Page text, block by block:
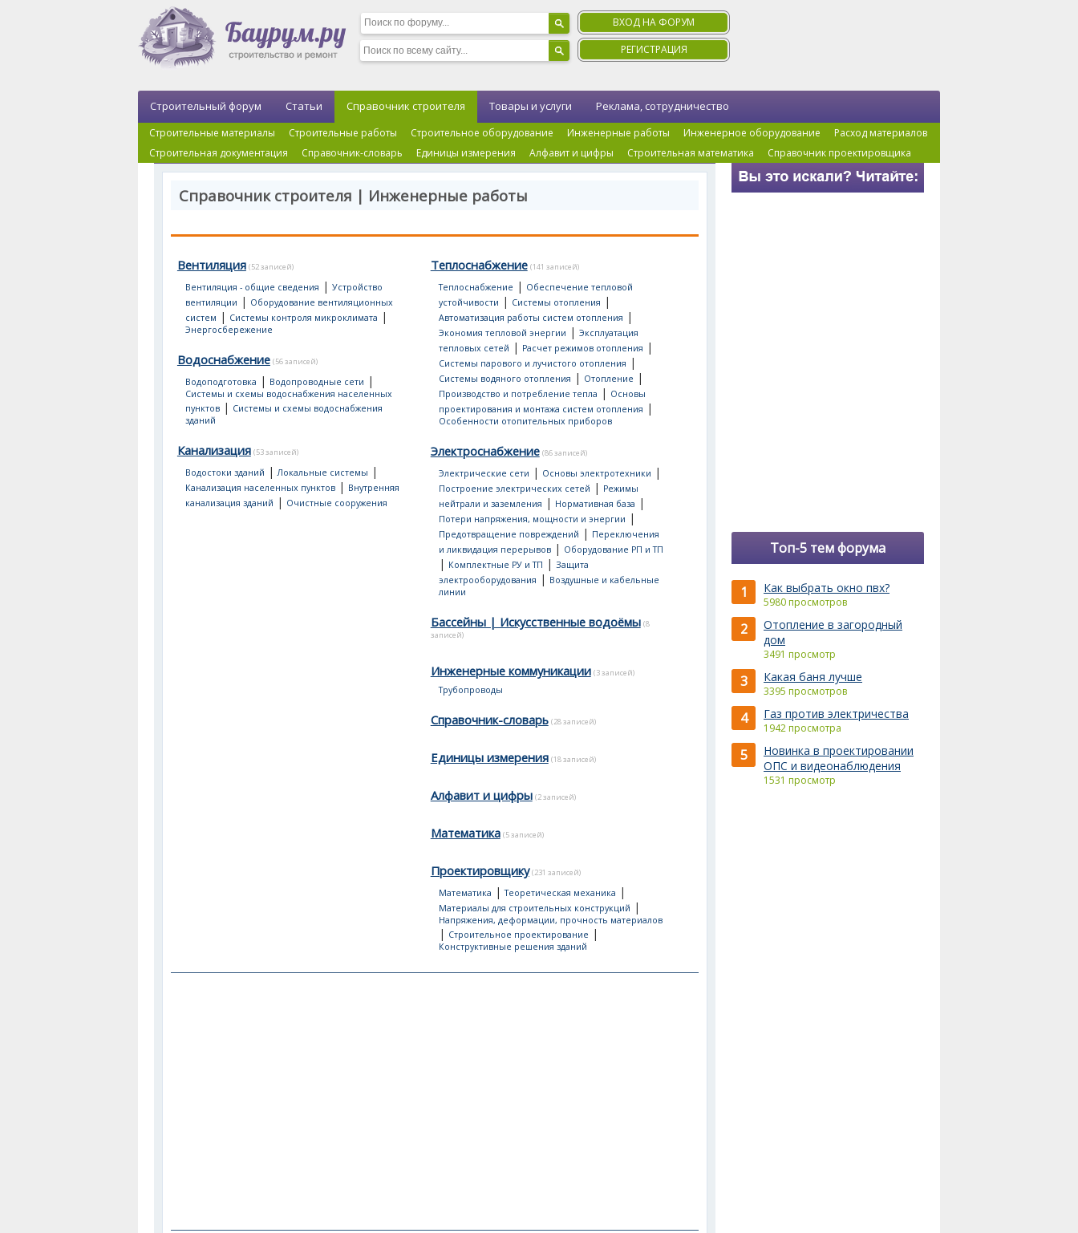
ВХОД НА ФОРУМ
РЕГИСТРАЦИЯ
Строительный форум Статьи Справочник строителя
Строительные материалы Строительные работы Строительное оборудование Инженерные работы Инженерное оборудование
Расход материалов
Строительная документация
Справочник-словарь Единицы измерения Алфавит и цифры Строительная математика Справочник проектировщика
Товары и услуги Реклама, сотрудничество
Справочник строителя | Инженерные работы
Вентиляция (52 записей)
Вентиляция - общие сведения | Устройство
вентиляции | Оборудование вентиляционных
систем | Системы контроля микроклимата |
Энергосбережение
Водоснабжение (56 записей)
Водоподготовка | Водопроводные сети |
Системы и схемы водоснабжения населенных
пунктов| Системы и схемы водоснабжения
зданий
Канализация (53 записей)
Водостоки зданий |Локальные системы |
Канализация населенных пунктов| Внутренняя
канализация зданий | Очистные сооружения
Теплоснабжение (141 записей)
Теплоснабжение | Обеспечение тепловой
устойчивости | Системы отопления |
Автоматизация работы систем отопления |
Экономия тепловой энергии | Эксплуатация
тепловых сетей | Расчет режимов отопления |
Системы парового и лучистого отопления |
Системы водяного отопления | Отопление |
Производство и потребление тепла | Основы
проектирования и монтажа систем отопления |
Особенности отопительных приборов
Электроснабжение (86 записей)
Электрические сети | Основы электротехники |
Построение электрических сетей | Режимы
нейтрали и заземления | Нормативная база |
Потери напряжения, мощности и энергии |
Предотвращение повреждений | Переключения
и ликвидация перерывов| Оборудование РП и ТП
| Комплектные РУ и ТП | Защита
электрооборудования | Воздушные и кабельные
линии
Бассейны | Искусственные водоёмы (8
записей)
Инженерные коммуникации (3 записей)
Трубопроводы
Справочник-словарь (28 записей)
Единицы измерения (18 записей)
Алфавит и цифры (2 записей)
Математика (5 записей)
Проектировщику (231 записей)
Математика |Теоретическая механика |
Материалы для строительных конструкций |
Напряжения, деформации, прочность материалов
| Строительное проектирование |
Конструктивные решения зданий
Топ-5 тем форума
1 Как выбрать окно пвх?
5980 просмотров
2
Отопление в загородный
дом
3491 просмотр
3 Какая баня лучше
3395 просмотров
4 Газ против электричества
1942 просмотра
5
Новинка в проектировании
ОПС и видеонаблюдения
1531 просмотр